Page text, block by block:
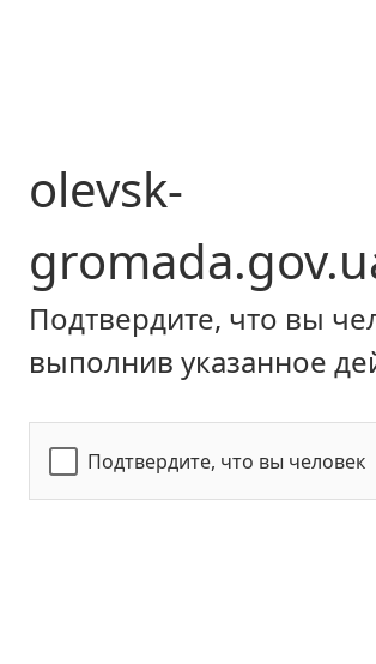
olevsk-
Подтвердите, что вы
выполнив указанное
Подтвердите, что вы человек